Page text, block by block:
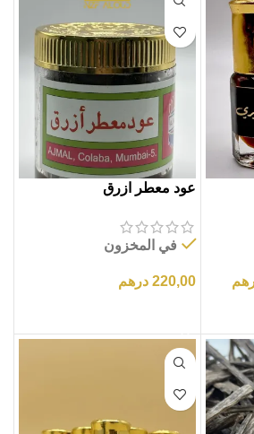
عود معطر ازرق
في المخزون
220,00 درهم